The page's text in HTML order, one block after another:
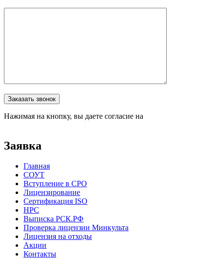
Оставьте это поле пустым.
Заказать звонок
Нажимая на кнопку, вы даете согласие на
Заявка
Главная
СОУТ
Вступление в СРО
Лицензирование
Сертификация ISO
НРС
Выписка РСК.РФ
Проверка лицензии Минкульта
Лицензия на отходы
Акции
Контакты